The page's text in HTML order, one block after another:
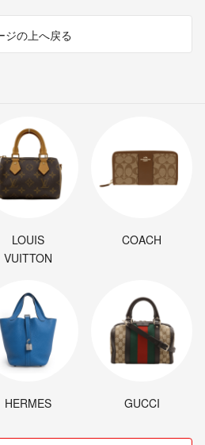
ジの上へ戻る
LOUIS
VUITTON
COACH
HERMES GUCCI